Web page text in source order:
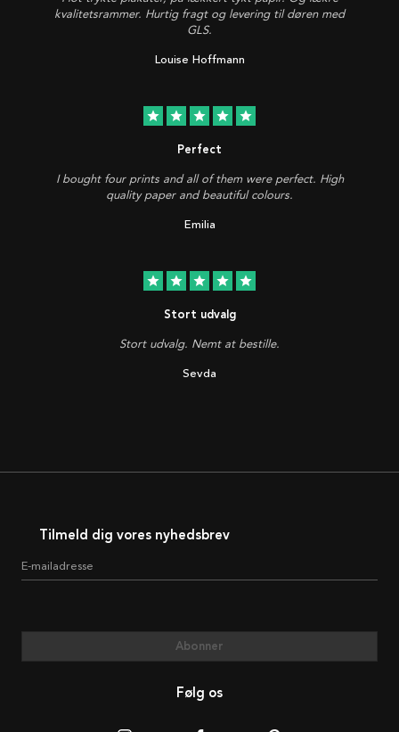
kvalitetsrammer. Hurtig fragt og levering til døren med
GLS.
Louise Hoffmann
star star star star star
Perfect
I bought four prints and all of them were perfect. High
quality paper and beautiful colours.
Emilia
star star star star star
Stort udvalg
Stort udvalg. Nemt at bestille.
Sevda
Tilmeld dig vores nyhedsbrev
E-mailadresse
Abonner
Følg os